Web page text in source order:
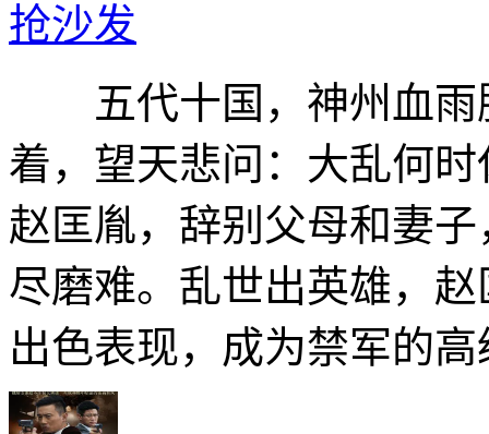
抢沙发
五代十国，神州血雨
着，望天悲问：大乱何
赵匡胤，辞别父母和妻
尽磨难。乱世出英雄，
出色表现，成为禁军的